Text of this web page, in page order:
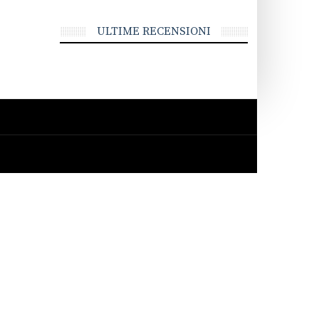
ULTIME RECENSIONI